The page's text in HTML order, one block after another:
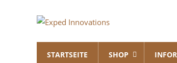
Exped
Innovations
Solutions
STARTSEITE SHOP